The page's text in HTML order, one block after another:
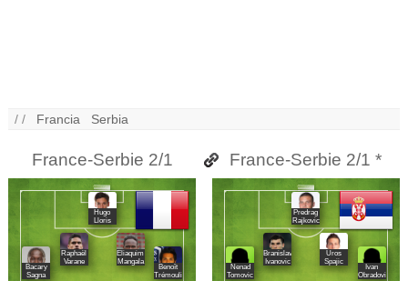
/ / Francia Serbia
France-Serbie 2/1
Hugo
Lloris
Bacary
Sagna
Raphaël
Varane
Eliaquim
Mangala
Benoît
Trémoulinas
France-Serbie 2/1 *
Predrag
Rajkovic
Nenad
Tomovic
Branislav
Ivanovic
Uros
Spajic
Ivan
Obradovic